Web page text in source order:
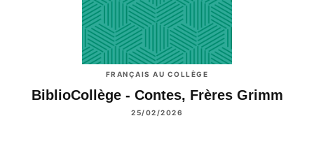
FRANÇAIS AU COLLÈGE
BiblioCollège - Contes, Frères Grimm
25/02/2026